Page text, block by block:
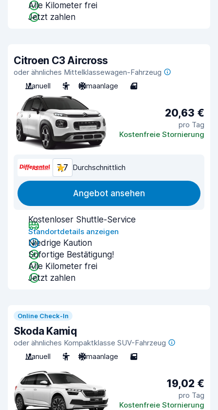
Alle Kilometer frei
Jetzt zahlen
Citroen C3 Aircross
oder ähnliches Mittelklassewagen-Fahrzeug
Manuell
5 Klimaanlage 4
20,63 €
pro Tag
Kostenfreie Stornierung
7,7 Durchschnittlich
Angebot ansehen
Kostenloser Shuttle-Service
Standortdetails anzeigen
Niedrige Kaution
Sofortige Bestätigung!
Alle Kilometer frei
Jetzt zahlen
Online Check-In
Skoda Kamiq
oder ähnliches Kompaktklasse SUV-Fahrzeug
Manuell
5 Klimaanlage 5
19,02 €
pro Tag
Kostenfreie Stornierung